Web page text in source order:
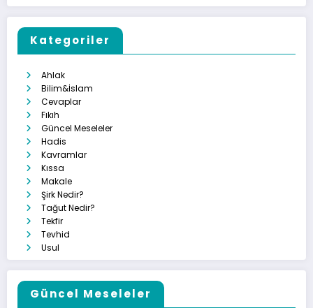
Kategoriler
Ahlak
Bilim&İslam
Cevaplar
Fıkıh
Güncel Meseleler
Hadis
Kavramlar
Kıssa
Makale
Şirk Nedir?
Tağut Nedir?
Tekfir
Tevhid
Usul
Güncel Meseleler